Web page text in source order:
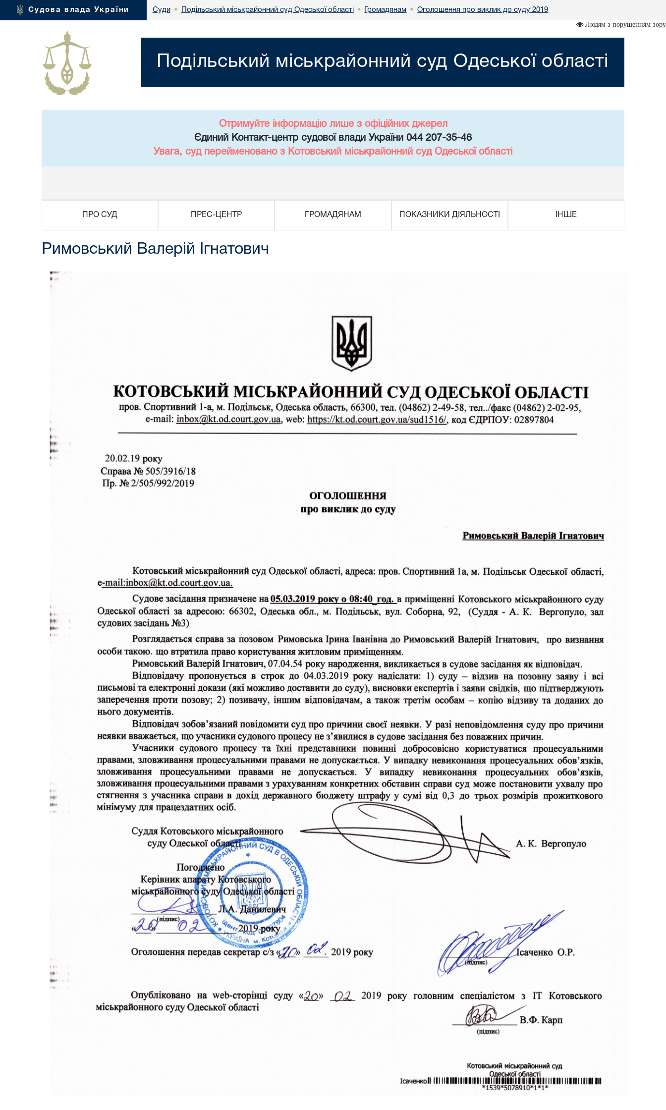
Судова влада України Суди • Подільський міськрайонний суд Одеської області • Громадянам • Оголошення про виклик до суду 2019
Людям з порушенням зору
Подільський міськрайонний суд Одеської області
Отримуйте інформацію лише з офіційних джерел
Єдиний Контакт-центр судової влади України 044 207-35-46
Увага, суд перейменовано з Котовський міськрайонний суд Одеської області
ПРО СУД ПРЕС-ЦЕНТР ГРОМАДЯНАМ ПОКАЗНИКИ ДІЯЛЬНОСТІ ІНШЕ
Римовський Валерій Ігнатович